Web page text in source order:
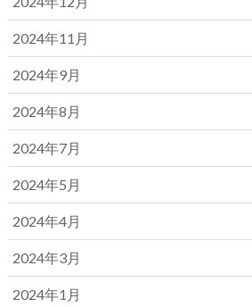
2024年11月
2024年9月
2024年8月
2024年7月
2024年5月
2024年4月
2024年3月
2024年1月